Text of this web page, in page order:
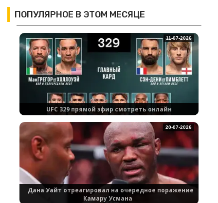
ПОПУЛЯРНОЕ В ЭТОМ МЕСЯЦЕ
UFC 329 прямой эфир смотреть онлайн
11-07-2026
Дана Уайт отреагировал на очередное поражение
Камару Усмана
20-07-2026